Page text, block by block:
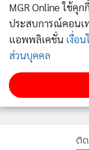
4
คนไร้เพื่อน!
มาเลเซียโต้
ติ
MGR Online ใช้คุ
ประสบการณ์คอนเ
แอพพลิเคชั่น เงื่อ
ส่วนบุคคล